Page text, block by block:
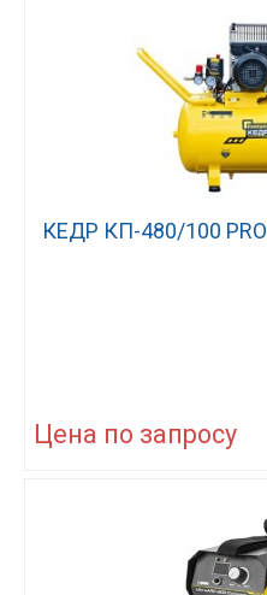
КЕДР КП-480/100 PRO
Цена по запросу